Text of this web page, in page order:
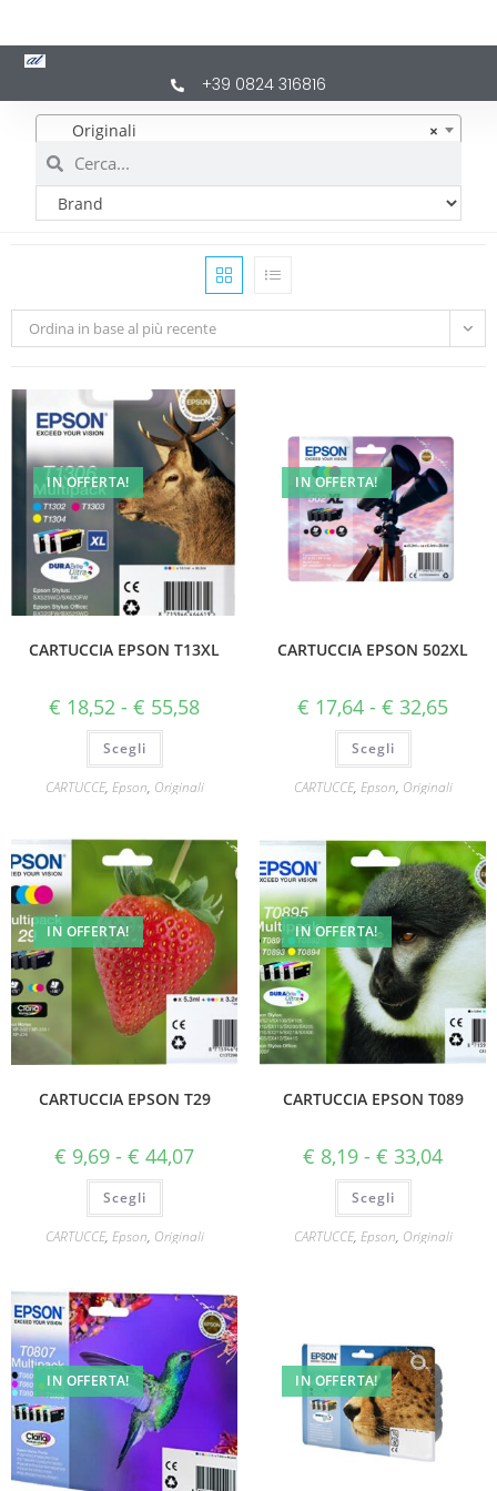
+39 0824 316816
×
Originali
Ordina in base al più recente
IN OFFERTA!
CARTUCCIA EPSON T13XL
€ 18,52 - € 55,58
Scegli
CARTUCCE, Epson, Originali
IN OFFERTA!
CARTUCCIA EPSON 502XL
€ 17,64 - € 32,65
Scegli
CARTUCCE, Epson, Originali
IN OFFERTA!
CARTUCCIA EPSON T29
€ 9,69 - € 44,07
Scegli
CARTUCCE, Epson, Originali
IN OFFERTA!
CARTUCCIA EPSON T089
€ 8,19 - € 33,04
Scegli
CARTUCCE, Epson, Originali
IN OFFERTA! IN OFFERTA!